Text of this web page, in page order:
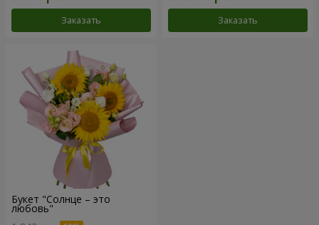
Заказать Заказать
Букет "Солнце – это
любовь"